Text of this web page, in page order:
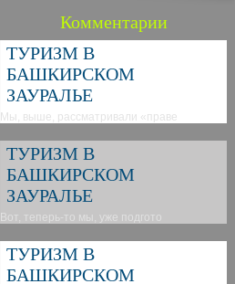
Комментарии
ТУРИЗМ В
БАШКИРСКОМ
ЗАУРАЛЬЕ
Мы, выше, рассматривали «праве
ТУРИЗМ В
БАШКИРСКОМ
ЗАУРАЛЬЕ
Вот, теперь-то мы, уже подгото
ТУРИЗМ В
БАШКИРСКОМ